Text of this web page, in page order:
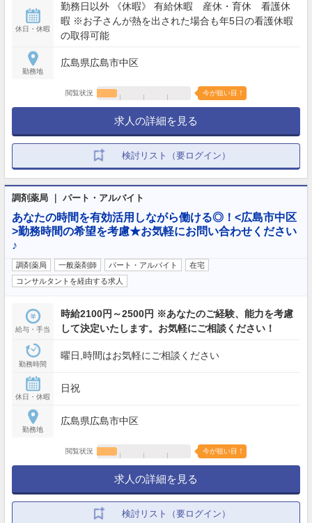
休日・休暇
勤務日以外 《休暇》 有給休暇 産休・育休 看護休
暇 ※お子さんが熱を出された場合も年5日の看護休暇
の取得可能
勤務地
広島県広島市中区
閲覧状況 今が狙い目！
求人の詳細を見る
検討リスト（要ログイン）
調剤薬局 ｜ パート・アルバイト
あなたの時間を有効活用しながら働ける◎！<広島市中区
>勤務時間の希望を考慮★お気軽にお問い合わせください
♪
調剤薬局 一般薬剤師 パート・アルバイト
在宅
コンサルタントを経由する求人
給与・手当
時給2100円～2500円 ※あなたのご経験、能力を考慮
して決定いたします。お気軽にご相談ください！
勤務時間
曜日,時間はお気軽にご相談ください
休日・休暇
日祝
勤務地
広島県広島市中区
閲覧状況 今が狙い目！
求人の詳細を見る
検討リスト（要ログイン）